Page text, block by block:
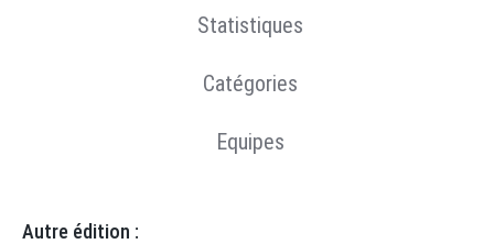
Statistiques
Catégories
Equipes
Autre édition :